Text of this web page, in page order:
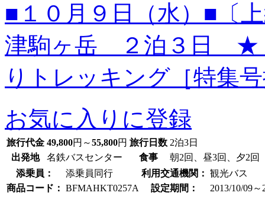
■１０月９日（水）■〔
津駒ヶ岳 ２泊３日 ★
りトレッキング［特集
お気に入りに登録
旅行代金 49,800円～55,800円 旅行日数 2泊3日
出発地
名鉄バスセンター 食事
朝2回、昼3回、夕2回
添乗員：
添乗員同行 利用交通機関： 観光バス
商品コード： BFMAHKT0257A 設定期間：
2013/10/09～